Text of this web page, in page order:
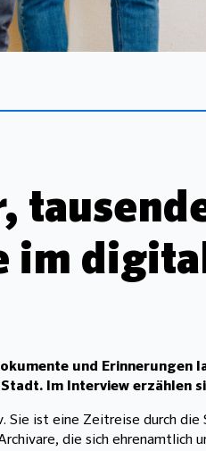
im
und Erinnerungen
Im Interview erzählen
Sie ist eine Zeitreise durch
die sich